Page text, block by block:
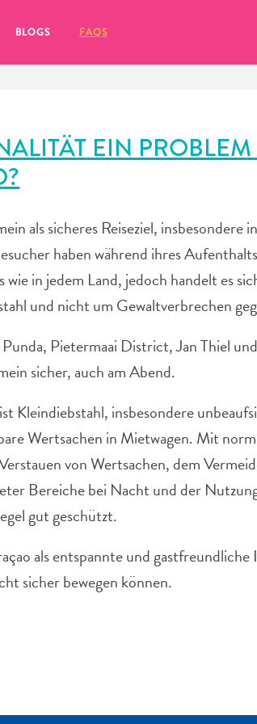
BLOGS FAQS
EIN
als sicheres Reiseziel,
haben während ihres
in jedem Land, jedoch handelt es
und nicht um Gewaltverbrechen
Pietermaai District, Jan Thiel
sicher, auch am Abend.
Kleindiebstahl, insbesondere
Wertsachen in Mietwagen. Mit
von Wertsachen, dem
Bereiche bei Nacht und der
gut geschützt.
als entspannte und gastfreundliche
sicher bewegen können.